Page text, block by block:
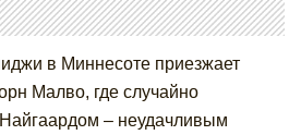
в Миннесоте приезжает
Малво, где случайно
– неудачливым